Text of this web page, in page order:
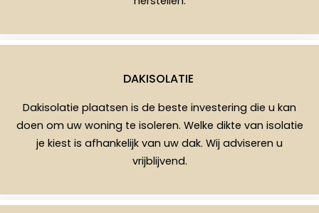
DAKISOLATIE
Dakisolatie plaatsen is de beste investering die u kan
doen om uw woning te isoleren. Welke dikte van isolatie
je kiest is afhankelijk van uw dak. Wij adviseren u
vrijblijvend.